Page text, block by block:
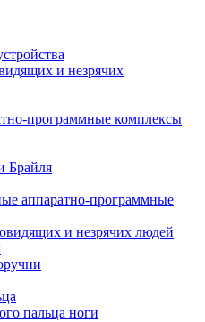
и незрячих
программные комплексы
Брайля
аппаратно-программные
и незрячих людей
пальца ноги